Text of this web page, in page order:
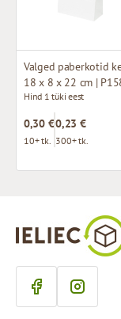
18 x 8 x 22 cm |
Hind 1 tüki eest
0,30 €
10+ tk.
0,23 €
300+ tk.